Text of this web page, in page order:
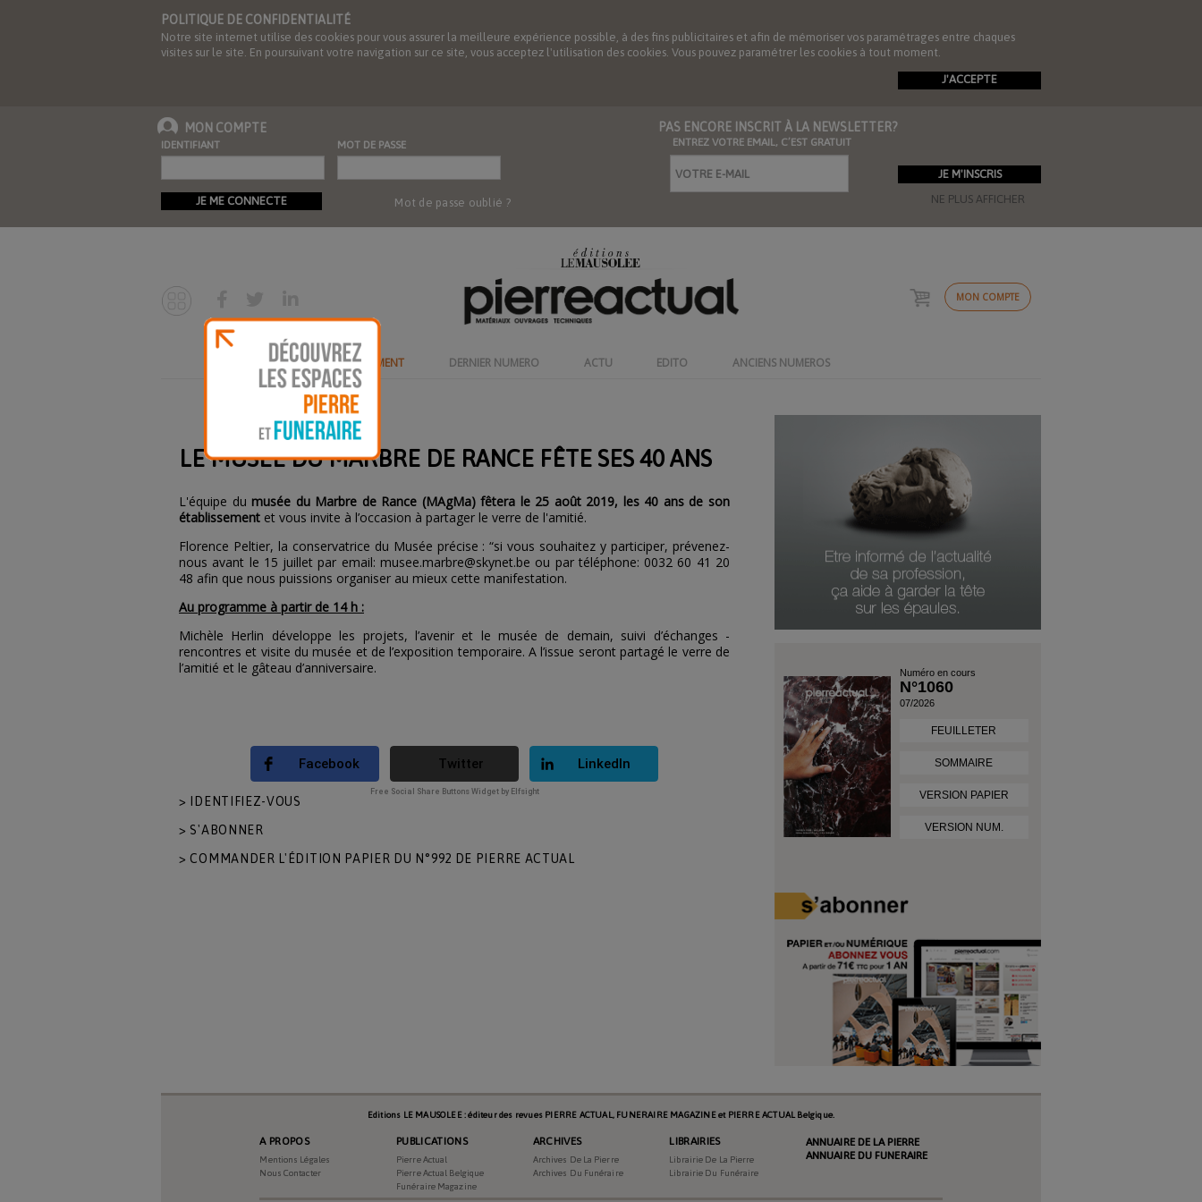
POLITIQUE DE CONFIDENTIALITÉ
Notre site internet utilise des cookies pour vous assurer la meilleure expérience possible, à des fins publicitaires et afin de mémoriser vos paramétrages entre chaques
visites sur le site. En poursuivant votre navigation sur ce site, vous acceptez l'utilisation des cookies. Vous pouvez paramétrer les cookies à tout moment.
J'ACCEPTE
MON COMPTE
IDENTIFIANT MOT DE PASSE
JE ME CONNECTE Mot de passe oublié ? NE PLUS AFFICHER
PAS ENCORE INSCRIT À LA NEWSLETTER?
ENTREZ VOTRE EMAIL, C’EST GRATUIT
MON COMPTE
ABONNEMENT DERNIER NUMERO ACTU EDITO ANCIENS NUMEROS
LE MUSÉE DU MARBRE DE RANCE FÊTE SES 40 ANS
L'équipe du musée du Marbre de Rance (MAgMa) fêtera le 25 août 2019, les 40 ans de son
établissement et vous invite à l’occasion à partager le verre de l'amitié.
Florence Peltier, la conservatrice du Musée précise : “si vous souhaitez y participer, prévenez-
nous avant le 15 juillet par email: musee.marbre@skynet.be ou par téléphone: 0032 60 41 20
48 afin que nous puissions organiser au mieux cette manifestation.
Au programme à partir de 14 h :
Michèle Herlin développe les projets, l’avenir et le musée de demain, suivi d’échanges -
rencontres et visite du musée et de l’exposition temporaire. A l’issue seront partagé le verre de
l’amitié et le gâteau d’anniversaire.
Facebook Twitter LinkedIn
Free Social Share Buttons Widget by Elfsight
> IDENTIFIEZ-VOUS
> S'ABONNER
> COMMANDER L'ÉDITION PAPIER DU N°992 DE PIERRE ACTUAL
Numéro en cours
N°1060
07/2026
FEUILLETER
SOMMAIRE
VERSION PAPIER
VERSION NUM.
Editions LE MAUSOLEE : éditeur des revues PIERRE ACTUAL, FUNERAIRE MAGAZINE et PIERRE ACTUAL Belgique.
A PROPOS
Mentions Légales
Nous Contacter
PUBLICATIONS
Pierre Actual
Pierre Actual Belgique
Funéraire Magazine
ARCHIVES
Archives De La Pierre
Archives Du Funéraire
LIBRAIRIES
Librairie De La Pierre
Librairie Du Funéraire
ANNUAIRE DE LA PIERRE
ANNUAIRE DU FUNERAIRE